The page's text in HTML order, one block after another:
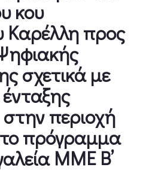
κου
Καρέλλη προς
σχετικά με
στην περιοχή
πρόγραμμα
ΜΜΕ Β’